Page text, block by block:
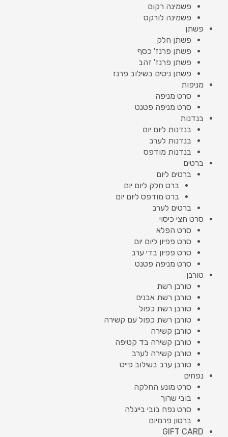
פשמינה רקום
פשמינה לורקס
פשתן
פשתן חלק
פשתן פרנז' כסף
פשתן פרנז' זהב
פשתן ניטים בשילוב פרנז
מניפות
סרט מניפה
סרט מניפה פטנט
בנדנות
בנדנות ליום יום
בנדנות לערב
בנדנות מודפס
ברטים
ברטים ליום
ברט חלק ליום יום
ברט מודפס ליום יום
ברטים לערב
סרט חצי כיסוי
סרט הפלא
סרט פפיון ליום יום
סרט פפיון בדי ערב
סרט מניפה פטנט
טורבן
טורבן רשת
טורבן רשת אבנים
טורבן רשת כפול
טורבן רשת כפול עם קשירה
טורבן קשירה
טורבן קשירה בד קטיפה
טורבן קשירה לערב
טורבן ערב בשילוב פייט
נפחים
סרט מונע החלקה
בובי שרוך
סרט נפח בובי בייגלה
ברטון פרמיום
GIFT CARD